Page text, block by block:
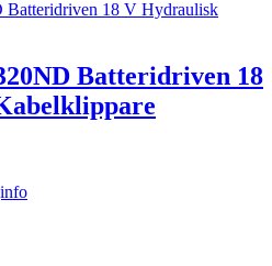
Batteridriven 18